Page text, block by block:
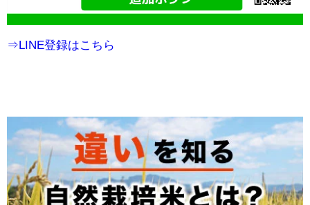
⇒LINE登録はこちら